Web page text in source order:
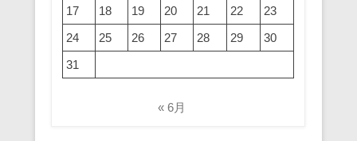
17
18 19 20 21 22
23
24
25 26 27 28 29
30
31
« 6月